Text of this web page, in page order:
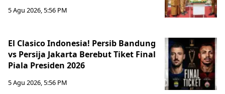
5 Agu 2026, 5:56 PM
El Clasico Indonesia! Persib Bandung
vs Persija Jakarta Berebut Tiket Final
Piala Presiden 2026
5 Agu 2026, 5:56 PM